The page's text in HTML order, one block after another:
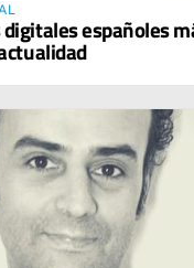
digitales españoles